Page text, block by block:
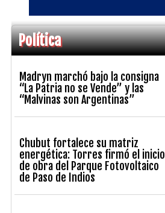
Política
Madryn marchó bajo la consigna
“La Patria no se Vende” y las
“Malvinas son Argentinas”
Chubut fortalece su matriz
energética: Torres firmó el inicio
de obra del Parque Fotovoltaico
de Paso de Indios